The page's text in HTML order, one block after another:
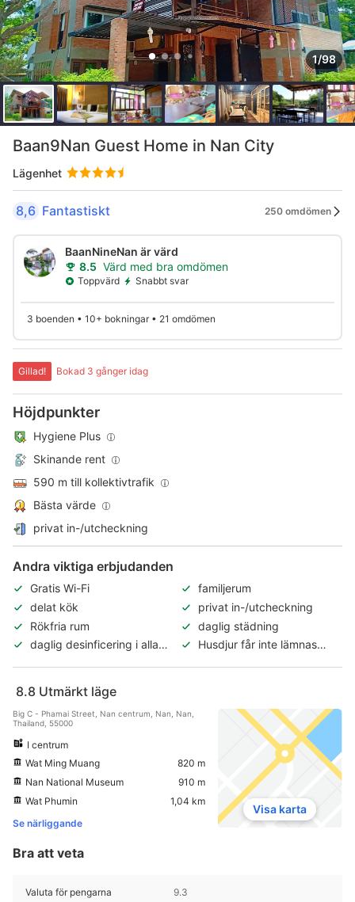
1/98
Baan9Nan Guest Home in Nan City
Lägenhet
8,6 Fantastiskt 250 omdömen
BaanNineNan är värd
8.5 Värd med bra omdömen
Toppvärd Snabbt svar
3 boenden • 10+ bokningar • 21 omdömen
Gillad! Bokad 3 gånger idag
Höjdpunkter
Hygiene Plus
Skinande rent
590 m till kollektivtrafik
Bästa värde
privat in-/utcheckning
Andra viktiga erbjudanden
Gratis Wi-Fi
familjerum
delat kök
privat in-/utcheckning
Rökfria rum
daglig städning
daglig desinficering i alla
Husdjur får inte lämnas
8.8 Utmärkt läge
Big C - Phamai Street, Nan centrum, Nan, Nan,
Thailand, 55000
I centrum
Wat Ming Muang
820 m
Nan National Museum
910 m
Wat Phumin
1,04 km
Se närliggande
Visa karta
Bra att veta
Valuta för pengarna 9.3